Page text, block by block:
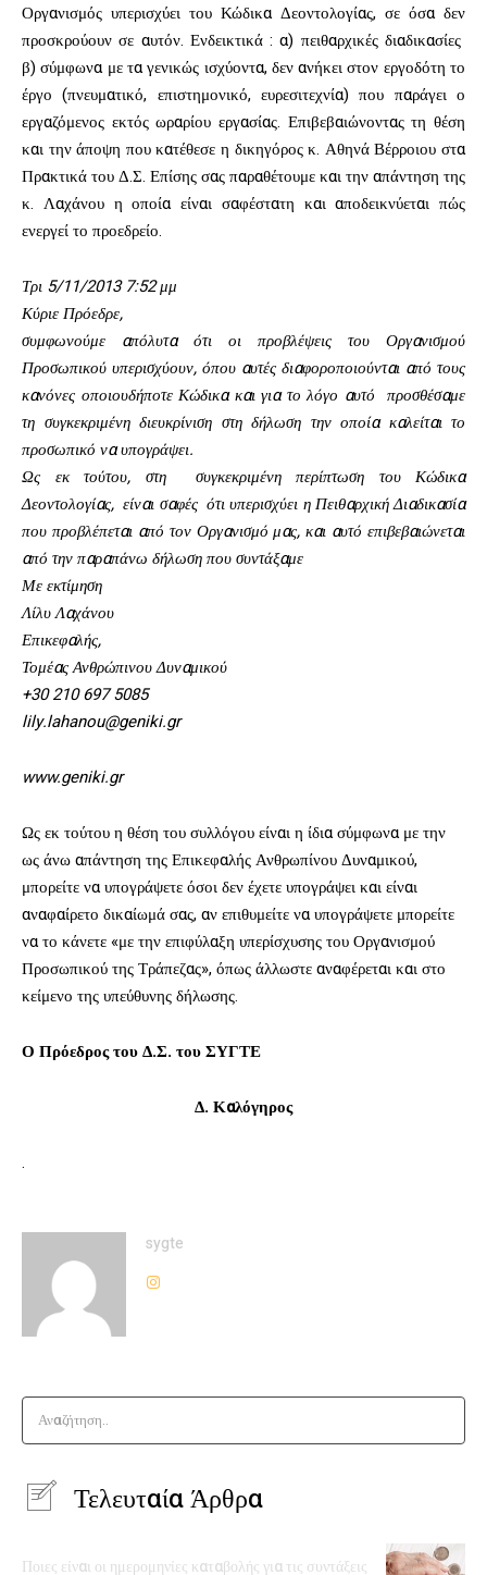
Οργανισμός υπερισχύει του Κώδικα Δεοντολογίας, σε όσα δεν
προσκρούουν σε αυτόν. Ενδεικτικά : α) πειθαρχικές διαδικασίες
β) σύμφωνα με τα γενικώς ισχύοντα, δεν ανήκει στον εργοδότη το
έργο (πνευματικό, επιστημονικό, ευρεσιτεχνία) που παράγει ο
εργαζόμενος εκτός ωραρίου εργασίας. Επιβεβαιώνοντας τη θέση
και την άποψη που κατέθεσε η δικηγόρος κ. Αθηνά Βέρροιου στα
Πρακτικά του Δ.Σ. Επίσης σας παραθέτουμε και την απάντηση της
κ. Λαχάνου η οποία είναι σαφέστατη και αποδεικνύεται πώς
ενεργεί το προεδρείο.
Τρι 5/11/2013 7:52 μμ
Κύριε Πρόεδρε,
συμφωνούμε απόλυτα ότι οι προβλέψεις του Οργανισμού
Προσωπικού υπερισχύουν, όπου αυτές διαφοροποιούνται από τους
κανόνες οποιουδήποτε Κώδικα και για το λόγο αυτό προσθέσαμε
τη συγκεκριμένη διευκρίνιση στη δήλωση την οποία καλείται το
προσωπικό να υπογράψει.
Ως εκ τούτου, στη συγκεκριμένη περίπτωση του Κώδικα
Δεοντολογίας, είναι σαφές ότι υπερισχύει η Πειθαρχική Διαδικασία
που προβλέπεται από τον Οργανισμό μας, και αυτό επιβεβαιώνεται
από την παραπάνω δήλωση που συντάξαμε
Με εκτίμηση
Λίλυ Λαχάνου
Επικεφαλής,
Τομέας Ανθρώπινου Δυναμικού
+30 210 697 5085
lily.lahanou@geniki.gr
www.geniki.gr
Ως εκ τούτου η θέση του συλλόγου είναι η ίδια σύμφωνα με την
ως άνω απάντηση της Επικεφαλής Ανθρωπίνου Δυναμικού,
μπορείτε να υπογράψετε όσοι δεν έχετε υπογράψει και είναι
αναφαίρετο δικαίωμά σας, αν επιθυμείτε να υπογράψετε μπορείτε
να το κάνετε «με την επιφύλαξη υπερίσχυσης του Οργανισμού
Προσωπικού της Τράπεζας», όπως άλλωστε αναφέρεται και στο
κείμενο της υπεύθυνης δήλωσης.
Ο Πρόεδρος του Δ.Σ. του ΣΥΓΤΕ
Δ. Καλόγηρος
.
sygte
Αναζήτηση..
Τελευταία Άρθρα
Ποιες είναι οι ημερομηνίες καταβολής για τις συντάξεις